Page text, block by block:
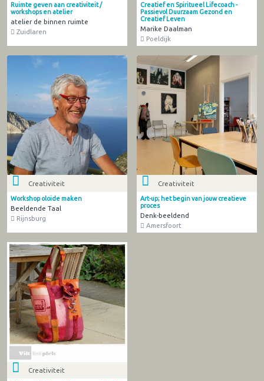
Ruimte geven aan creativiteit /
workshops en atelier
atelier de binnen ruimte
Zuidlaren
Creatief en Spiritueel Lifecoach -
Passievol Duurzaam Gezond en
Creatief Leven
Marike Daalman
Poeldijk
Creativiteit
Workshop oloide maken
Beeldende Taal
Rijnsburg
Creativiteit
Art-up; het begin van jouw creatieve
proces
Denk-beeldend
Amersfoort
Creativiteit